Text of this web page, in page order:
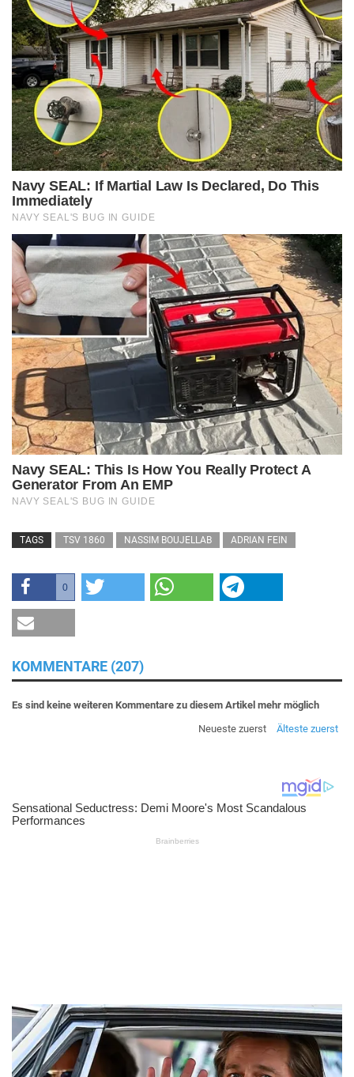
TAGS TSV 1860 NASSIM BOUJELLAB ADRIAN FEIN
0
KOMMENTARE (207)
Es sind keine weiteren Kommentare zu diesem Artikel mehr möglich
Neueste zuerst
Älteste zuerst